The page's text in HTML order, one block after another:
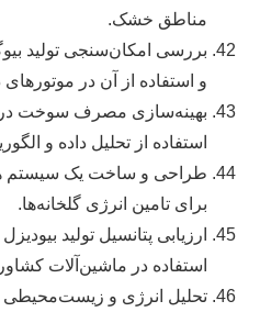
مناطق خشک.
بررسی امکان‌سنجی تولید
و استفاده از آن در موتورهای
بهینه‌سازی مصرف سوخت در
استفاده از تحلیل داده و
طراحی و ساخت یک سیستم
برای تامین انرژی گلخانه‌ها.
ارزیابی پتانسیل تولید
استفاده در ماشین‌آلات
تحلیل انرژی و زیست‌محیطی